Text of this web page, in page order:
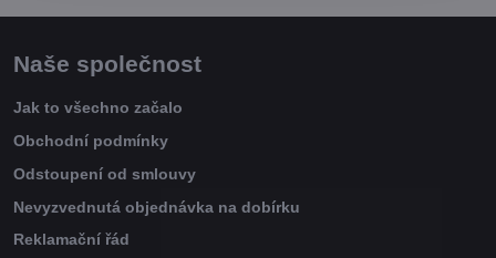
Naše společnost
Jak to všechno začalo
Obchodní podmínky
Odstoupení od smlouvy
Nevyzvednutá objednávka na dobírku
Reklamační řád